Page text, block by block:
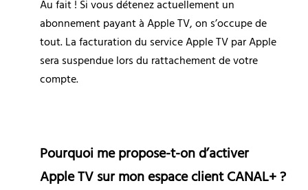
Au fait ! Si vous détenez actuellement un
abonnement payant à Apple TV, on s’occupe de
tout. La facturation du service Apple TV par Apple
sera suspendue lors du rattachement de votre
compte.
Pourquoi me propose-t-on d’activer
Apple TV sur mon espace client CANAL+ ?